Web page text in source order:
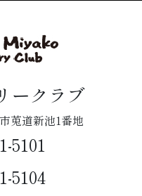
ークラブ
莵道新池1番地
5101
5104